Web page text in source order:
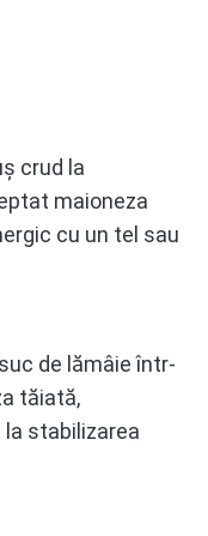
crud la
maioneza
cu un tel sau
de lămâie într-
tăiată,
stabilizarea